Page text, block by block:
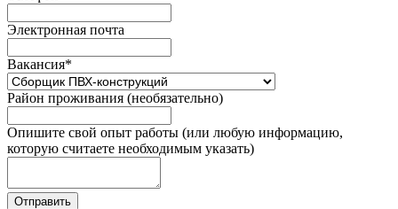
Электронная почта
Вакансия*
Район проживания (необязательно)
Опишите свой опыт работы (или любую информацию,
которую считаете необходимым указать)